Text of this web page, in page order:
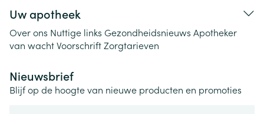
Uw apotheek
Over ons Nuttige links Gezondheidsnieuws Apotheker
van wachtVoorschriftZorgtarieven
Nieuwsbrief
Blijf op de hoogte van nieuwe producten en promoties